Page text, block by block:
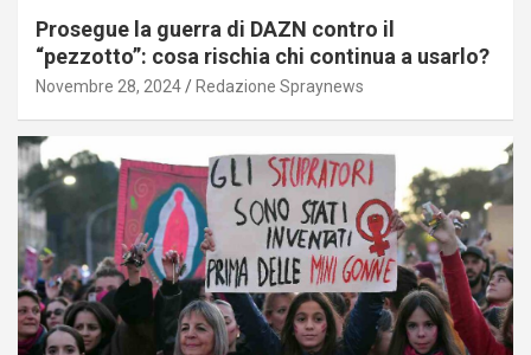
Prosegue la guerra di DAZN contro il
“pezzotto”: cosa rischia chi continua a usarlo?
Novembre 28, 2024 Redazione Spraynews